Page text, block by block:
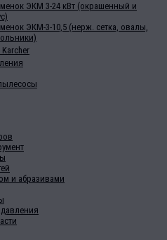
ЭКМ 3-24 кВт (окрашенный и
ЭКМ-3-10,5 (нерж. сетка, овалы,
и абразивами